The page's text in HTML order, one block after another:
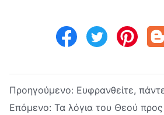
Προηγούμενο: Ευφρανθείτε,
Επόμενο: Τα λόγια του Θεού